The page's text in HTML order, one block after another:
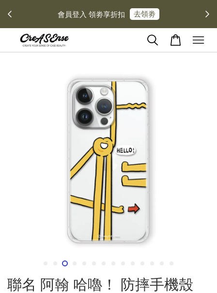
會員登入 領劵享折扣 去領劵
聯名 阿翰 哈嚕！ 防摔手機殼